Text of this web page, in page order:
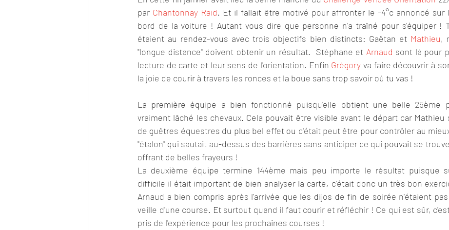
par Chantonnay Raid. Et il fallait être motivé pour affronter le -4°c annoncé sur
bord de la voiture ! Autant vous dire que personne n'a traîné pour s'équiper !
étaient au rendez-vous avec trois objectifs bien distincts: Gaëtan et Mathieu,
"longue distance" doivent obtenir un résultat.  Stéphane et Arnaud sont là pour
lecture de carte et leur sens de l'orientation. Enfin Grégory va faire découvrir à
la joie de courir à travers les ronces et la boue sans trop savoir où tu vas !
La première équipe a bien fonctionné puisqu'elle obtient une belle 25ème
vraiment lâché les chevaux. Cela pouvait être visible avant le départ car Mathieu
de guêtres équestres du plus bel effet ou c'était peut être pour contrôler au
"étalon" qui sautait au-dessus des barrières sans anticiper ce qui pouvait se
offrant de belles frayeurs !
La deuxième équipe termine 144ème mais peu importe le résultat puisque
difficile il était important de bien analyser la carte, c'était donc un très bon
Arnaud a bien compris après l'arrivée que les dijos de fin de soirée n'étaient
veille d'une course. Et surtout quand il faut courir et réfléchir ! Ce qui est sûr,
pris de l'expérience pour les prochaines courses !